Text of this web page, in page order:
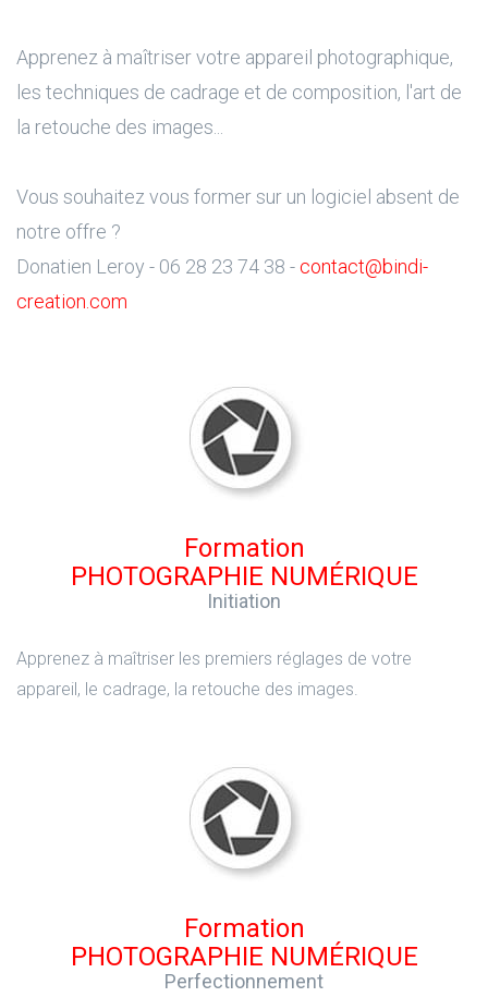
Apprenez à maîtriser votre appareil photographique,
les techniques de cadrage et de composition, l'art de
la retouche des images...
Vous souhaitez vous former sur un logiciel absent de
notre offre ?
Donatien Leroy - 06 28 23 74 38 - contact@bindi-
creation.com
Formation
PHOTOGRAPHIE NUMÉRIQUE
Initiation
Apprenez à maîtriser les premiers réglages de votre
appareil, le cadrage, la retouche des images.
Formation
PHOTOGRAPHIE NUMÉRIQUE
Perfectionnement